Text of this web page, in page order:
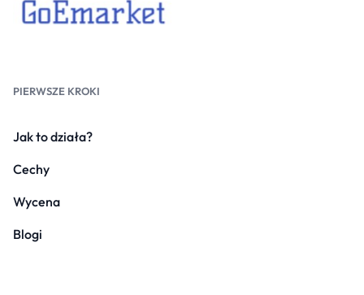
PIERWSZE KROKI
Jak to działa?
Cechy
Wycena
Blogi